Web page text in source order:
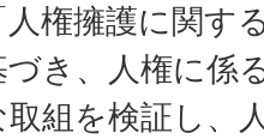
人権擁護に関す
づき、人権に係
取組を検証し、